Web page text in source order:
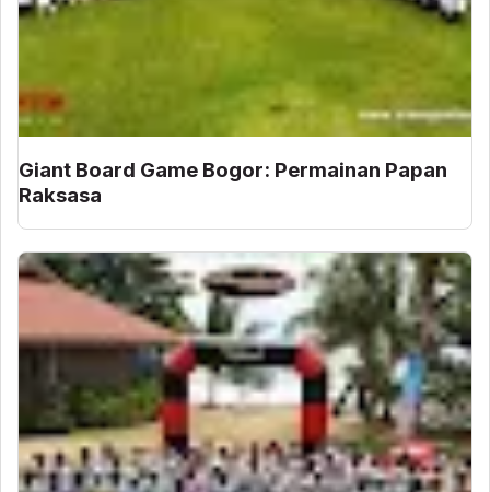
Giant Board Game Bogor: Permainan Papan
Raksasa